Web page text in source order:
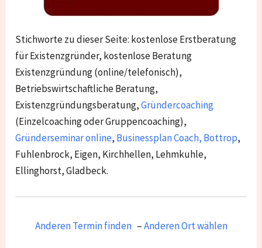
Stichworte zu dieser Seite: kostenlose Erstberatung
für Existenzgründer, kostenlose Beratung
Existenzgründung (online/telefonisch),
Betriebswirtschaftliche Beratung,
Existenzgründungsberatung,Gründercoaching
(Einzelcoaching oder Gruppencoaching),
Gründerseminar online, Businessplan Coach, Bottrop,
Fuhlenbrock, Eigen, Kirchhellen, Lehmkuhle,
Ellinghorst, Gladbeck.
Anderen Termin finden–Anderen Ort wählen